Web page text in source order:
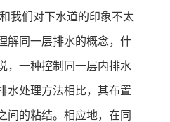
们对下水道的印象不太
解同一层排水的概念，什
，一种控制同一层内排水
水处理方法相比，其布置
间的粘结。相应地，在同